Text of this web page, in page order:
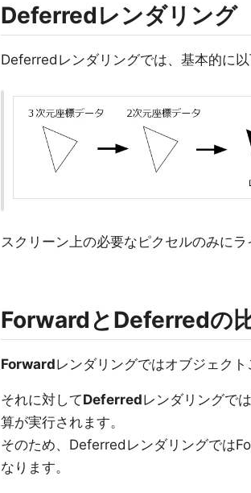
Deferredレンダリング
Deferredレンダリングでは、基本的に
スクリーン上の必要なピクセルのみに
ForwardとDeferredの
Forwardレンダリングではオブジェク
それに対してDeferredレンダリングで
算が実行されます。
そのため、Deferredレンダリングでは
なります。